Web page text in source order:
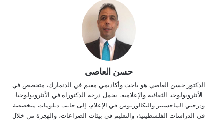
حسن العاصي
الدكتور حسن العاصي هو باحث وأكاديمي مقيم في الدنمارك، متخصص في
الأنثروبولوجيا الثقافية والإعلامية. يحمل درجة الدكتوراه في الأنثروبولوجيا،
ودرجتي الماجستير والبكالوريوس في الإعلام، إلى جانب دبلومات متخصصة
في الدراسات الفلسطينية، والتعليم في بيئات الصراعات، والهجرة من خلال